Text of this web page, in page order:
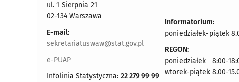
ul. 1 Sierpnia 21
02-134 Warszawa
E-mail:
sekretariatuswaw@stat.gov.pl
e-PUAP
Infolinia Statystyczna: 22 279 99 99
Informatorium:
poniedziałek-piątek
REGON:
poniedziałek 8:00-
wtorek-piątek 8.00-